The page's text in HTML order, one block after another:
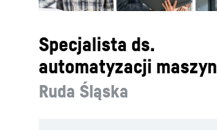
Specjalista ds.
automatyzacji maszyn
Ruda Śląska